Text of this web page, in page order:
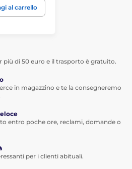
al carrello
più di 50 euro e il trasporto è gratuito.
in magazzino e te la consegneremo
entro poche ore, reclami, domande o
per i clienti abituali.